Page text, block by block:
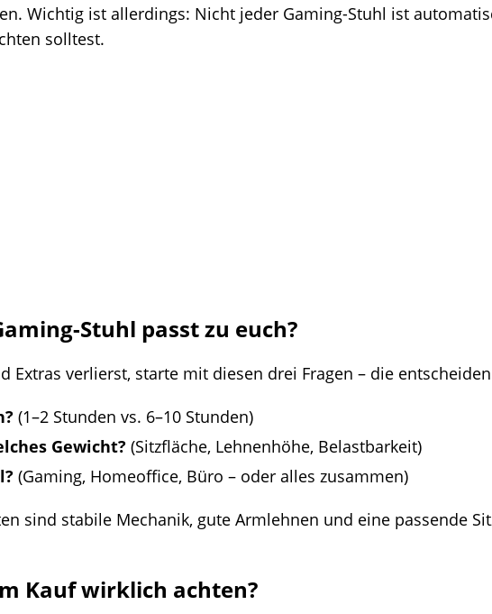
Wichtig ist allerdings: Nicht jeder Gaming-Stuhl ist
solltest.
Stuhl passt zu euch?
Extras verlierst, starte mit diesen drei Fragen – die
(1–2 Stunden vs. 6–10 Stunden)
Gewicht? (Sitzfläche, Lehnenhöhe, Belastbarkeit)
(Gaming, Homeoffice, Büro – oder alles zusammen)
sind stabile Mechanik, gute Armlehnen und eine passende
Kauf wirklich achten?